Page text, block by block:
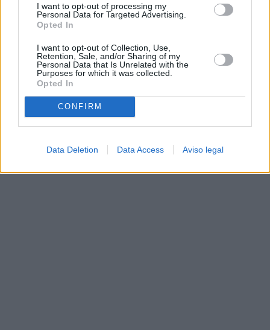
I want to opt-out of processing my
Personal Data for Targeted Advertising.
Opted In
I want to opt-out of Collection, Use,
Retention, Sale, and/or Sharing of my
Personal Data that Is Unrelated with the
Purposes for which it was collected.
Opted In
CONFIRM
Data Deletion Data Access Aviso legal